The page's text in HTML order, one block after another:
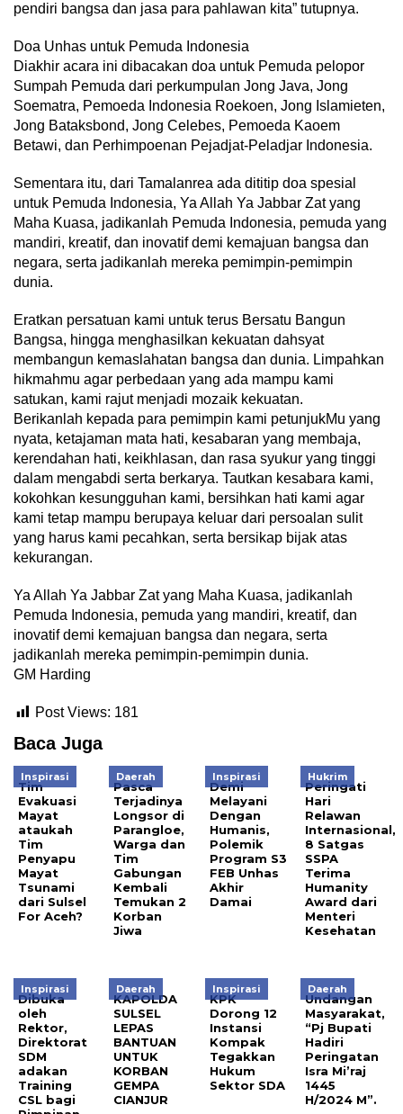
pendiri bangsa dan jasa para pahlawan kita” tutupnya.
Doa Unhas untuk Pemuda Indonesia
Diakhir acara ini dibacakan doa untuk Pemuda pelopor
Sumpah Pemuda dari perkumpulan Jong Java, Jong
Soematra, Pemoeda Indonesia Roekoen, Jong Islamieten,
Jong Bataksbond, Jong Celebes, Pemoeda Kaoem
Betawi, dan Perhimpoenan Pejadjat-Peladjar Indonesia.
Sementara itu, dari Tamalanrea ada dititip doa spesial
untuk Pemuda Indonesia, Ya Allah Ya Jabbar Zat yang
Maha Kuasa, jadikanlah Pemuda Indonesia, pemuda yang
mandiri, kreatif, dan inovatif demi kemajuan bangsa dan
negara, serta jadikanlah mereka pemimpin-pemimpin
dunia.
Eratkan persatuan kami untuk terus Bersatu Bangun
Bangsa, hingga menghasilkan kekuatan dahsyat
membangun kemaslahatan bangsa dan dunia. Limpahkan
hikmahmu agar perbedaan yang ada mampu kami
satukan, kami rajut menjadi mozaik kekuatan.
Berikanlah kepada para pemimpin kami petunjukMu yang
nyata, ketajaman mata hati, kesabaran yang membaja,
kerendahan hati, keikhlasan, dan rasa syukur yang tinggi
dalam mengabdi serta berkarya. Tautkan kesabara kami,
kokohkan kesungguhan kami, bersihkan hati kami agar
kami tetap mampu berupaya keluar dari persoalan sulit
yang harus kami pecahkan, serta bersikap bijak atas
kekurangan.
Ya Allah Ya Jabbar Zat yang Maha Kuasa, jadikanlah
Pemuda Indonesia, pemuda yang mandiri, kreatif, dan
inovatif demi kemajuan bangsa dan negara, serta
jadikanlah mereka pemimpin-pemimpin dunia.
GM Harding
Post Views: 181
Baca Juga
Inspirasi
Tim
Evakuasi
Mayat
ataukah
Tim
Penyapu
Mayat
Tsunami
dari Sulsel
For Aceh?
Daerah
Pasca
Terjadinya
Longsor di
Parangloe,
Warga dan
Tim
Gabungan
Kembali
Temukan 2
Korban
Jiwa
Inspirasi
Demi
Melayani
Dengan
Humanis,
Polemik
Program S3
FEB Unhas
Akhir
Damai
Hukrim
Peringati
Hari
Relawan
Internasional,
8 Satgas
SSPA
Terima
Humanity
Award dari
Menteri
Kesehatan
Inspirasi
Dibuka
oleh
Rektor,
Direktorat
SDM
adakan
Training
CSL bagi
Daerah
KAPOLDA
SULSEL
LEPAS
BANTUAN
UNTUK
KORBAN
GEMPA
CIANJUR
Inspirasi
KPK
Dorong 12
Instansi
Kompak
Tegakkan
Hukum
Sektor SDA
Daerah
Undangan
Masyarakat,
“Pj Bupati
Hadiri
Peringatan
Isra Mi’raj
1445
H/2024 M”.